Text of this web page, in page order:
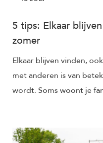
5 tips: Elkaar
zomer
Elkaar blijven vinden,
met anderen is van
wordt. Soms woont je